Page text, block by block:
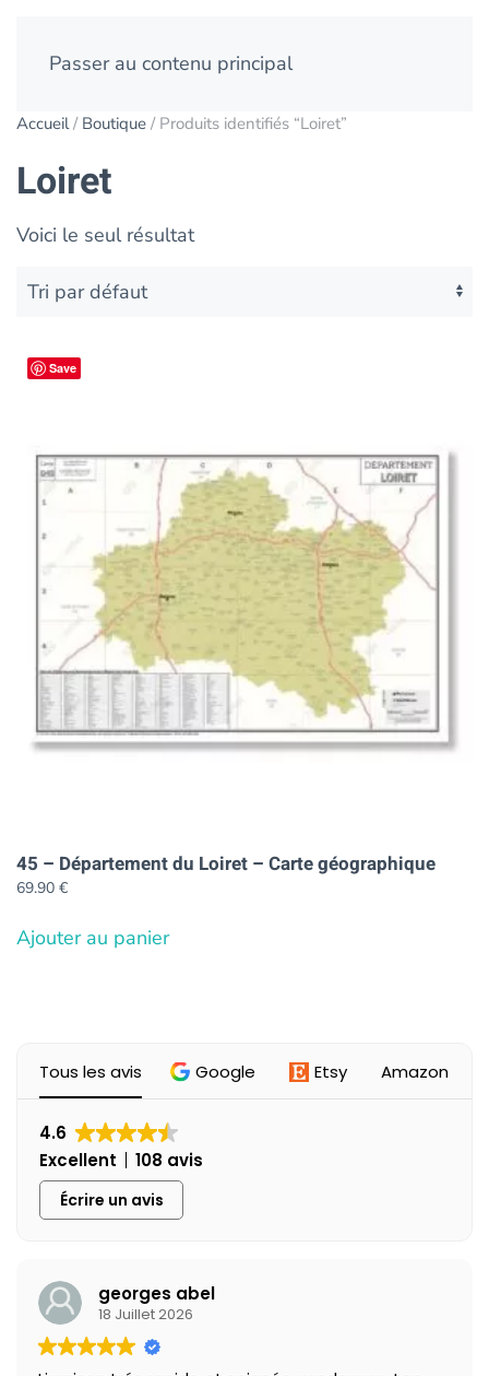
Passer au contenu principal
Accueil/ Boutique / Produits identifiés “Loiret”
Loiret
Voici le seul résultat
Save
45 – Département du Loiret – Carte géographique
69.90 €
Ajouter au panier
Tous les avis Google Etsy Amazon
4.6
Excellent
108 avis
Écrire un avis
georges abel
18 Juillet 2026